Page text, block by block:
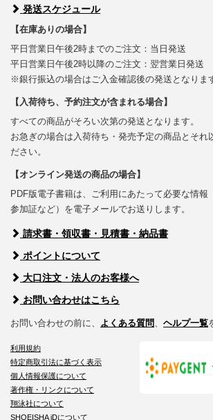
発送スケジュール
【在庫ありの場合】
平日営業日午後2時までのご注文：当日発送
平日営業日午後2時以降のご注文：翌営業日発送
※銀行振込の場合はご入金確認後の発送となりま
【入荷待ち、予約注文が含まれる場合】
すべての商品がそろい次第の発送となります。
お急ぎの場合は入荷待ち・発売予定の商品とそれ
ださい。
【オンライン発送の商品の場合】
PDF版電子書籍は、ご利用にあたって必要な情報
参加証など）を電子メールでお送りします。
請求書・領収書・見積書・納品書
ポイントについて
大口注文・法人のお客様へ
お問い合わせはこちら
お問い合わせの前に、 よくある質問 ヘルプ一覧
利用規約
特定商取引法に基づく表示
個人情報保護について
著作権・リンクについて
翔泳社について
SHOEISHA iDについて